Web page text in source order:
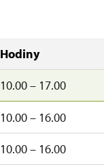
Hodiny
10.00 – 17.00
10.00 – 16.00
10.00 – 16.00